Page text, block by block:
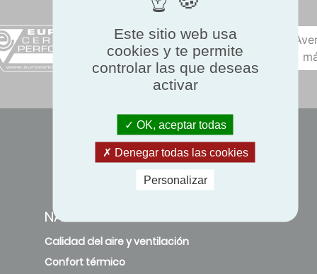
NAVEGACIÓN
Calidad del aire y ventilación
Confort térmico
Este sitio web usa
cookies y te permite
controlar las que deseas
activar
OK, aceptar todas
Denegar todas las cookies
Personalizar